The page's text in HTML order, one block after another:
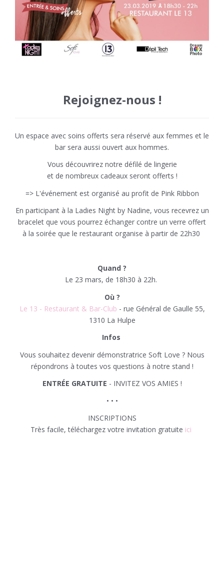
Rejoignez-nous !
Un espace avec soins offerts sera réservé aux femmes et le
bar sera aussi ouvert aux hommes.
Vous découvrirez notre défilé de lingerie
et de nombreux cadeaux seront offerts !
=> L'événement est organisé au profit de Pink Ribbon
En participant à la Ladies Night by Nadine, vous recevrez un
bracelet que vous pourrez échanger contre un verre offert
à la soirée que le restaurant organise à partir de 22h30
Quand ?
Le 23 mars, de 18h30 à 22h.
Où ?
Le 13 - Restaurant & Bar-Club - rue Général de Gaulle 55,
1310 La Hulpe
Infos
Vous souhaitez devenir démonstratrice Soft Love ? Nous
répondrons à toutes vos questions à notre stand !
ENTRÉE GRATUITE - INVITEZ VOS AMIES !
• • •
INSCRIPTIONS
Très facile, téléchargez votre invitation gratuite ici